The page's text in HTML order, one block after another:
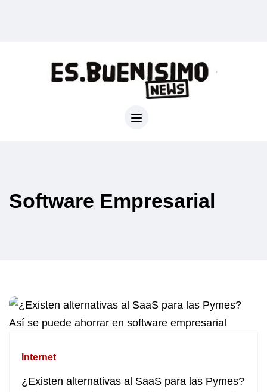
Software Empresarial
Internet
¿Existen alternativas al SaaS para las Pymes?